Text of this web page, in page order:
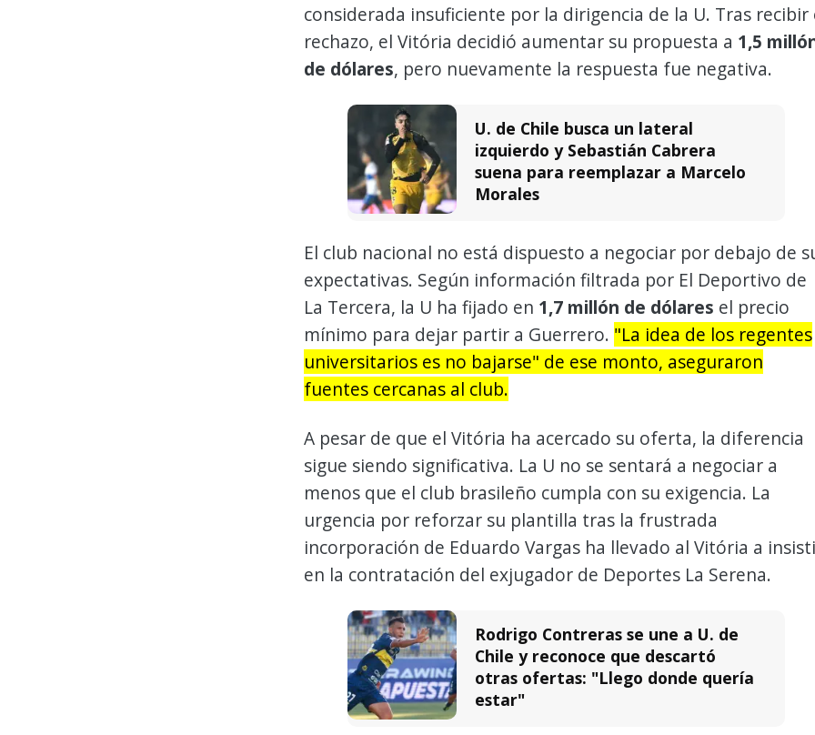
considerada insuficiente por la dirigencia de la U. Tras recibir
rechazo, el Vitória decidió aumentar su propuesta a 1,5
de dólares, pero nuevamente la respuesta fue negativa.
U. de Chile busca un lateral
izquierdo y Sebastián Cabrera
suena para reemplazar a Marcelo
Morales
El club nacional no está dispuesto a negociar por debajo de
expectativas. Según información filtrada por El Deportivo de
La Tercera, la U ha fijado en 1,7 millón de dólares el precio
mínimo para dejar partir a Guerrero. "La idea de los regentes
universitarios es no bajarse" de ese monto, aseguraron
fuentes cercanas al club.
A pesar de que el Vitória ha acercado su oferta, la diferencia
sigue siendo significativa. La U no se sentará a negociar a
menos que el club brasileño cumpla con su exigencia. La
urgencia por reforzar su plantilla tras la frustrada
incorporación de Eduardo Vargas ha llevado al Vitória a
en la contratación del exjugador de Deportes La Serena.
Rodrigo Contreras se une a U. de
Chile y reconoce que descartó
otras ofertas: "Llego donde quería
estar"